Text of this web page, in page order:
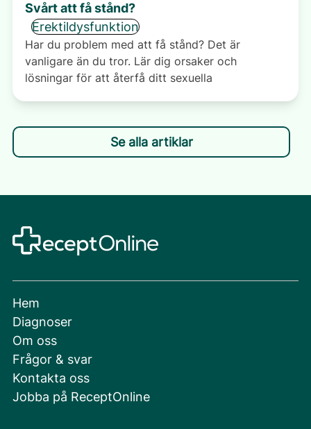
Svårt att få stånd?
Erektildysfunktion
Har du problem med att få stånd? Det är
vanligare än du tror. Lär dig orsaker och
lösningar för att återfå ditt sexuella
Se alla artiklar
Hem
Diagnoser
Om oss
Frågor & svar
Kontakta oss
Jobba på ReceptOnline